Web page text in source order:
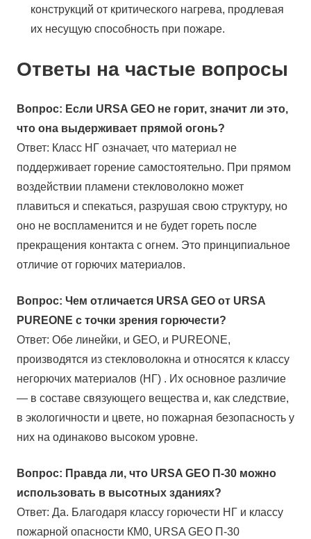
конструкций от критического нагрева, продлевая
их несущую способность при пожаре.
Ответы на частые вопросы
Вопрос: Если URSA GEO не горит, значит ли это,
что она выдерживает прямой огонь?
Ответ: Класс НГ означает, что материал не
поддерживает горение самостоятельно. При прямом
воздействии пламени стекловолокно может
плавиться и спекаться, разрушая свою структуру, но
оно не воспламенится и не будет гореть после
прекращения контакта с огнем. Это принципиальное
отличие от горючих материалов.
Вопрос: Чем отличается URSA GEO от URSA
PUREONE с точки зрения горючести?
Ответ: Обе линейки, и GEO, и PUREONE,
производятся из стекловолокна и относятся к классу
негорючих материалов (НГ) . Их основное различие
— в составе связующего вещества и, как следствие,
в экологичности и цвете, но пожарная безопасность у
них на одинаково высоком уровне.
Вопрос: Правда ли, что URSA GEO П-30 можно
использовать в высотных зданиях?
Ответ: Да. Благодаря классу горючести НГ и классу
пожарной опасности КМ0, URSA GEO П-30